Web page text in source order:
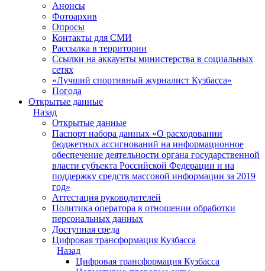
Анонсы
Фотоархив
Опросы
Контакты для СМИ
Рассылка в территории
Ссылки на аккаунты министерства в социальных
сетях
«Лучший спортивный журналист Кузбасса»
Погода
Открытые данные
Назад
Открытые данные
Паспорт набора данных «О расходовании
бюджетных ассигнований на информационное
обеспечение деятельности органа государственной
власти субъекта Российской Федерации и на
поддержку средств массовой информации за 2019
год»
Аттестация руководителей
Политика оператора в отношении обработки
персональных данных
Доступная среда
Цифровая трансформация Кузбасса
Назад
Цифровая трансформация Кузбасса